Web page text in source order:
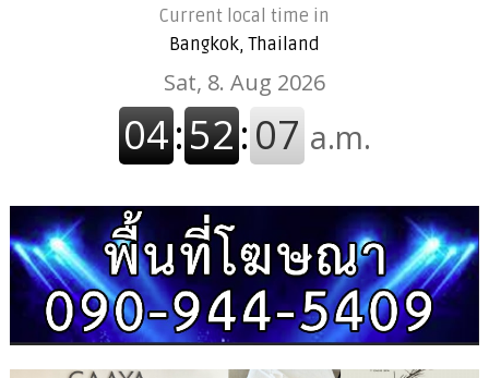
Current local time in
Bangkok, Thailand